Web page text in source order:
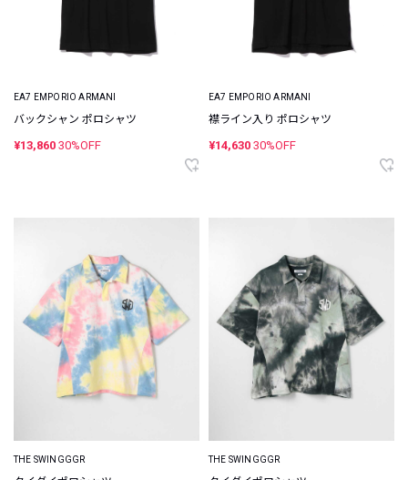
EA7 EMPORIO ARMANI
バックシャン ポロシャツ
¥13,860 30%OFF
EA7 EMPORIO ARMANI
襟ライン入り ポロシャツ
¥14,630 30%OFF
THE SWINGGGR THE SWINGGGR